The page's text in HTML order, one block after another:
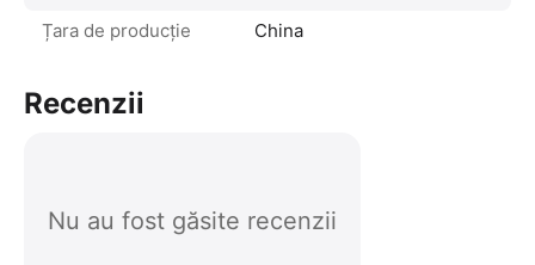
Țara de producție China
Recenzii
Nu au fost găsite recenzii